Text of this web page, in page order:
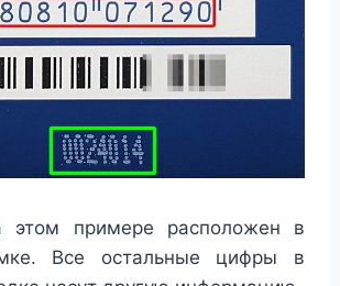
этом примере расположен в
Все остальные цифры в